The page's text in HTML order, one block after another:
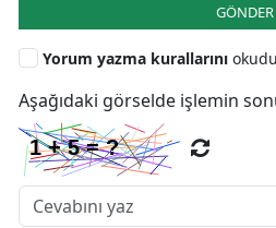
GÖNDER
Yorum yazma kurallarını
Aşağıdaki görselde işlemin